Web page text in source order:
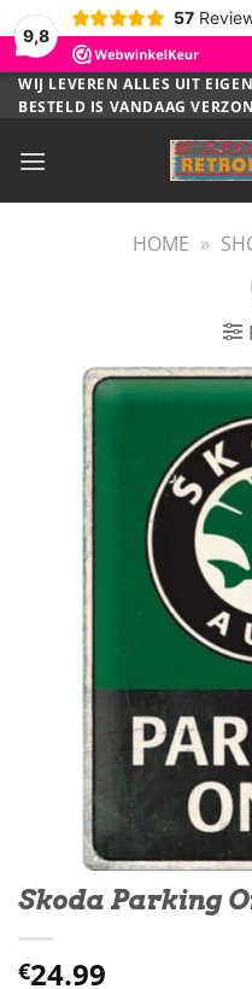
9,8
57
Ga
naar
WIJ LEVEREN ALLES UIT
BESTELD IS VANDAAG
HOME »
Skoda Parking
€24.99